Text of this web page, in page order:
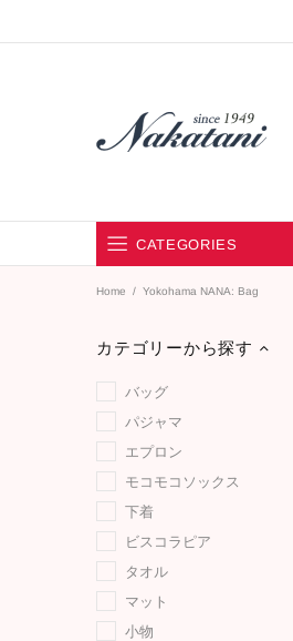
CATEGORIES
SEARCH BY BRAND
SEARCH BY CATEGORY
Home Yokohama NANA: Bag
カテゴリーから探す
バッグ
パジャマ
エプロン
モコモコソックス
下着
ビスコラピア
タオル
マット
小物